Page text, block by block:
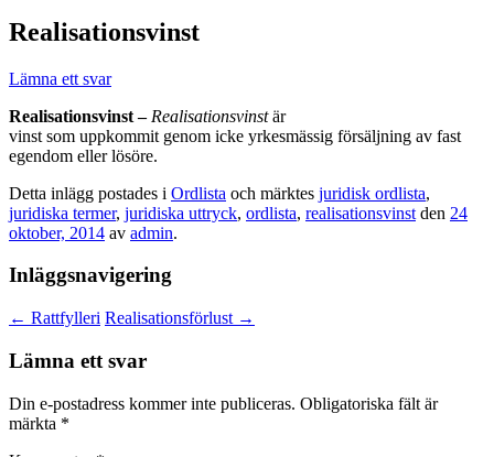
Realisationsvinst
Lämna ett svar
Realisationsvinst – Realisationsvinstär
vinst som uppkommit genom icke yrkesmässig försäljning av fast
egendom eller lösöre.
Detta inlägg postades i Ordlista och märktes juridisk ordlista,
juridiska termer, juridiska uttryck, ordlista, realisationsvinst den 24
oktober, 2014 av admin.
Inläggsnavigering
← Rattfylleri Realisationsförlust →
Lämna ett svar
Din e-postadress kommer inte publiceras. Obligatoriska fält är
märkta *